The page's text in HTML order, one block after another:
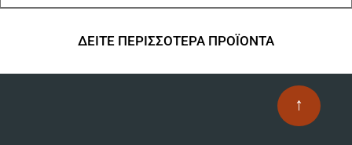
ΔΕΙΤΕ ΠΕΡΙΣΣΟΤΕΡΑ ΠΡΟΪΟΝΤΑ
↑